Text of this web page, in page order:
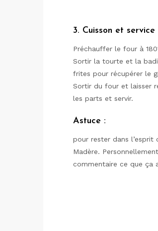
3. Cuisson et service
Préchauffer le four à
Sortir la tourte et la
frites pour récupérer le
Sortir du four et laisser
les parts et servir.
Astuce :
pour rester dans l’esprit
Madère.
commentaire ce que ça